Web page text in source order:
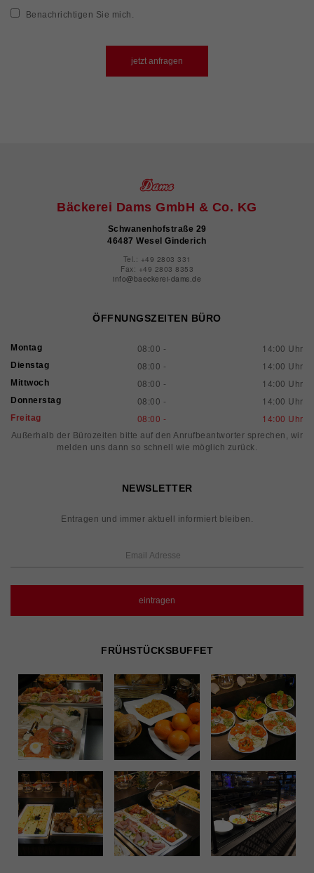
Benachrichtigen Sie mich.
Bäckerei Dams GmbH & Co. KG
Schwanenhofstraße 29
46487 Wesel Ginderich
Tel.: +49 2803 331
Fax: +49 2803 8353
info@baeckerei-dams.de
ÖFFNUNGSZEITEN BÜRO
Montag 08:00 - 14:00 Uhr
Dienstag 08:00 - 14:00 Uhr
Mittwoch 08:00 - 14:00 Uhr
Donnerstag 08:00 - 14:00 Uhr
Freitag 08:00 - 14:00 Uhr
Außerhalb der Bürozeiten bitte auf den Anrufbeantworter sprechen, wir
melden uns dann so schnell wie möglich zurück.
NEWSLETTER
Entragen und immer aktuell informiert bleiben.
FRÜHSTÜCKSBUFFET